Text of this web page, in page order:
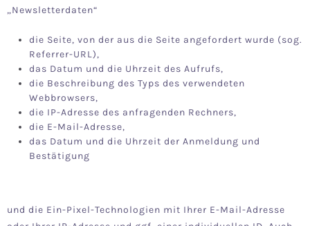
„Newsletterdaten“
die Seite, von der aus die Seite angefordert wurde (sog.
Referrer-URL),
das Datum und die Uhrzeit des Aufrufs,
die Beschreibung des Typs des verwendeten
Webbrowsers,
die IP-Adresse des anfragenden Rechners,
die E-Mail-Adresse,
das Datum und die Uhrzeit der Anmeldung und
Bestätigung
und die Ein-Pixel-Technologien mit Ihrer E-Mail-Adresse